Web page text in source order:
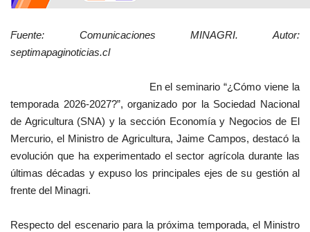
Fuente: Comunicaciones MINAGRI. Autor:
septimapaginoticias.cl
En el seminario “¿Cómo viene la
temporada 2026-2027?”, organizado por la Sociedad Nacional
de Agricultura (SNA) y la sección Economía y Negocios de El
Mercurio, el Ministro de Agricultura, Jaime Campos, destacó la
evolución que ha experimentado el sector agrícola durante las
últimas décadas y expuso los principales ejes de su gestión al
frente del Minagri.
Respecto del escenario para la próxima temporada, el Ministro